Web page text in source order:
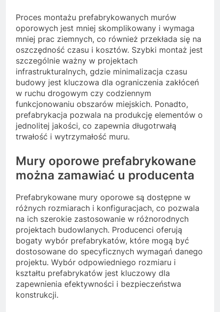
Proces montażu prefabrykowanych murów
oporowych jest mniej skomplikowany i wymaga
mniej prac ziemnych, co również przekłada się na
oszczędność czasu i kosztów. Szybki montaż jest
szczególnie ważny w projektach
infrastrukturalnych, gdzie minimalizacja czasu
budowy jest kluczowa dla ograniczenia zakłóceń
w ruchu drogowym czy codziennym
funkcjonowaniu obszarów miejskich. Ponadto,
prefabrykacja pozwala na produkcję elementów o
jednolitej jakości, co zapewnia długotrwałą
trwałość i wytrzymałość muru.
Mury oporowe prefabrykowane
można zamawiać u producenta
Prefabrykowane mury oporowe są dostępne w
różnych rozmiarach i konfiguracjach, co pozwala
na ich szerokie zastosowanie w różnorodnych
projektach budowlanych. Producenci oferują
bogaty wybór prefabrykatów, które mogą być
dostosowane do specyficznych wymagań danego
projektu. Wybór odpowiedniego rozmiaru i
kształtu prefabrykatów jest kluczowy dla
zapewnienia efektywności i bezpieczeństwa
konstrukcji.